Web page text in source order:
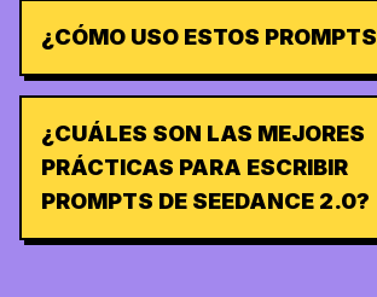
¿CÓMO USO ESTOS
¿CUÁLES SON LAS MEJORES
PRÁCTICAS PARA ESCRIBIR
PROMPTS DE SEEDANCE 2.0?